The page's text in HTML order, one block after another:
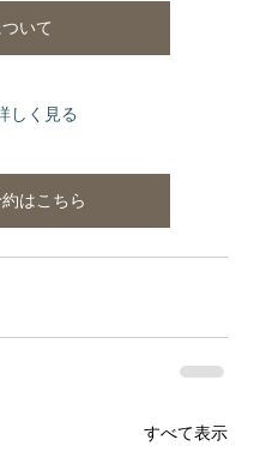
いて
しく見る
はこちら
すべて表示